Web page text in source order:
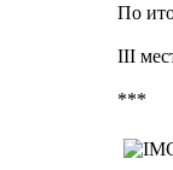
По
III
***